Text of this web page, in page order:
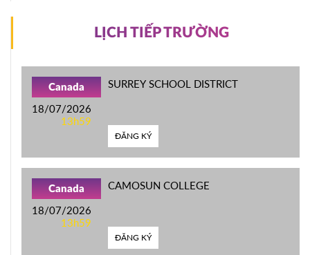
LỊCH TIẾP TRƯỜNG
Canada
18/07/2026
13h59
SURREY SCHOOL DISTRICT
ĐĂNG KÝ
Canada
18/07/2026
13h59
CAMOSUN COLLEGE
ĐĂNG KÝ